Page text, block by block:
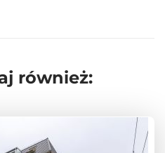
również: